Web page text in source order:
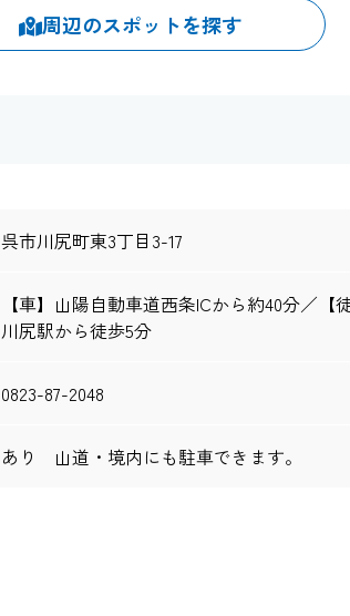
周辺のスポットを探す
呉市川尻町東3丁目3-17
【車】山陽自動車道西条ICから約40分／【
川尻駅から徒歩5分
0823-87-2048
あり 山道・境内にも駐車できます。